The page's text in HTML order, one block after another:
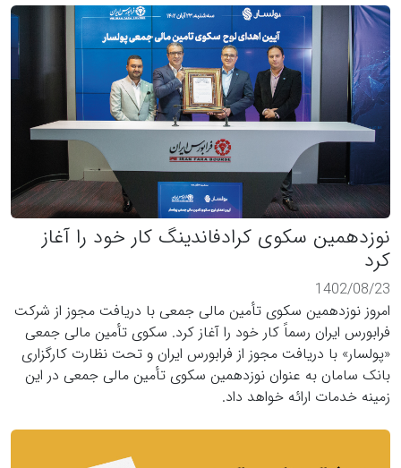
نوزدهمین سکوی کرادفاندینگ کار خود را آغاز
کرد
1402/08/23
امروز نوزدهمین سکوی تأمین مالی جمعی با دریافت مجوز از شرکت
فرابورس ایران رسماً کار خود را آغاز کرد. سکوی تأمین مالی جمعی
«پولسار» با دریافت مجوز از فرابورس ایران و تحت نظارت کارگزاری
بانک سامان به عنوان نوزدهمین سکوی تأمین مالی جمعی در این
زمینه خدمات ارائه خواهد داد.